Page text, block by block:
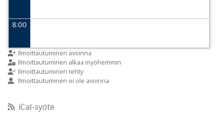
8:00
9:00
10:00
11:00
Ilmoittautuminen avoinna
Ilmoittautuminen alkaa myöhemmin
Ilmoittautuminen tehty
Ilmoittautuminen ei ole avoinna
iCal-syöte